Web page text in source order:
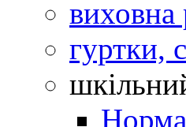
виховна
гуртки,